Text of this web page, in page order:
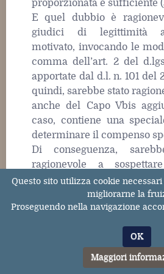
proporzionata e sufficiente
E quel dubbio è
giudici di legittimità
motivato, invocando le
comma dell’art. 2 del
apportate dal d.l. n. 101 del
quindi, sarebbe stato
anche del Capo Vbis
caso, contiene una
determinare il compenso
Di conseguenza,
ragionevole a
costituzionale del primo
del d.lgs. n. 81 del 2015
irragionevolezza nella
quella del lavoro
ragione d’essere nella
cui, a ragione delle
Questo sito utilizza cookie
migliorarne la
Proseguendo nella navigazione
OK
Maggiori